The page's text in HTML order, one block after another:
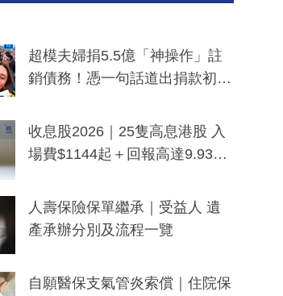
超模夫婦捐5.5億「神操作」註
銷債務！憑一句話道出捐款初
一度被誤當詐騙手段
收息股2026｜25隻高息港股 入
場費$1144起＋回報高達9.93
人壽保險保單繼承｜受益人 遺
產承辦分別及流程一覽
自願醫保支氣管炎索償｜住院保